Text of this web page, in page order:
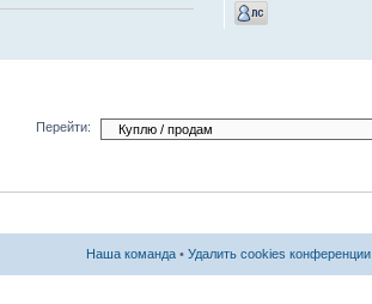
Перейти:
Наша команда • Удалить cookies конференции